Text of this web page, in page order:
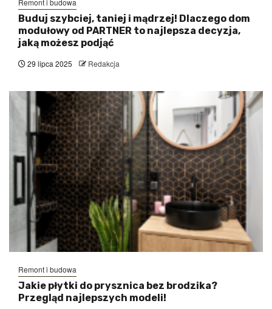
Remont i budowa
Buduj szybciej, taniej i mądrzej! Dlaczego dom
modułowy od PARTNER to najlepsza decyzja,
jaką możesz podjąć
29 lipca 2025 Redakcja
Remont i budowa
Jakie płytki do prysznica bez brodzika?
Przegląd najlepszych modeli!